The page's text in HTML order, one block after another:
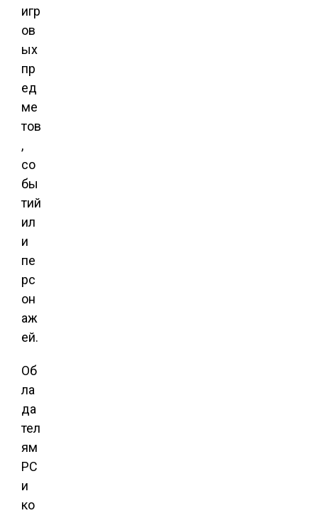
игр
ов
ых
пр
ед
ме
тов
,
со
бы
тий
ил
и
пе
рс
он
аж
ей.
Об
ла
да
тел
ям
РС
и
ко